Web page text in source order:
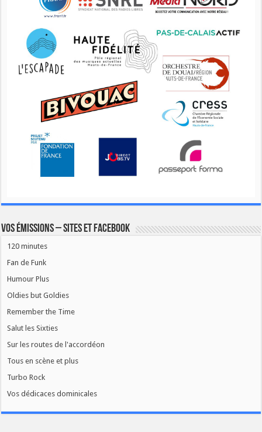
Vos émissions – Sites et Facebook
120 minutes
Fan de Funk
Humour Plus
Oldies but Goldies
Remember the Time
Salut les Sixties
Sur les routes de l'accordéon
Tous en scène et plus
Turbo Rock
Vos dédicaces dominicales